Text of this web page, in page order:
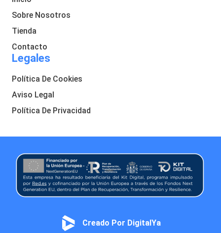
Sobre Nosotros
Tienda
Contacto
Legales
Política De Cookies
Aviso Legal
Política De Privacidad
Creado Por DigitalYa